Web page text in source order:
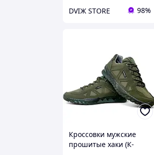
DVIЖ STORE 98%
Кроссовки мужские
прошитые хаки (К-